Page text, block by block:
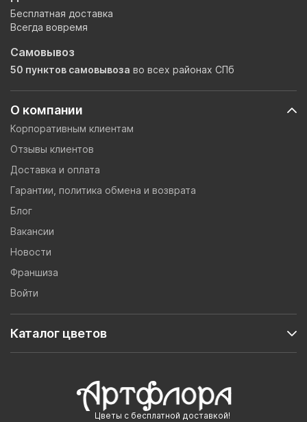
Цветы с бесплатной доставкой!
О компании
Корпоративным клиентам
Отзывы клиентов
Доставка и оплата
Гарантии, политика обмена и возврата
Блог
Вакансии
Новости
Франшиза
Войти
Каталог цветов
Бесплатная доставка
Всегда вовремя
Самовывоз
50 пунктов самовывоза во всех районах СПб